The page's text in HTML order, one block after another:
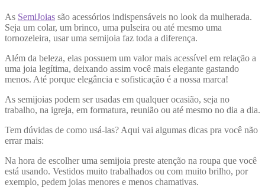
As SemiJoias são acessórios indispensáveis no look da mulherada.
Seja um colar, um brinco, uma pulseira ou até mesmo uma
tornozeleira, usar uma semijoia faz toda a diferença.
Além da beleza, elas possuem um valor mais acessível em relação a
uma joia legítima, deixando assim você mais elegante gastando
menos. Até porque elegância e sofisticação é a nossa marca!
As semijoias podem ser usadas em qualquer ocasião, seja no
trabalho, na igreja, em formatura, reunião ou até mesmo no dia a dia.
Tem dúvidas de como usá-las? Aqui vai algumas dicas pra você não
errar mais:
Na hora de escolher uma semijoia preste atenção na roupa que você
está usando. Vestidos muito trabalhados ou com muito brilho, por
exemplo, pedem joias menores e menos chamativas.